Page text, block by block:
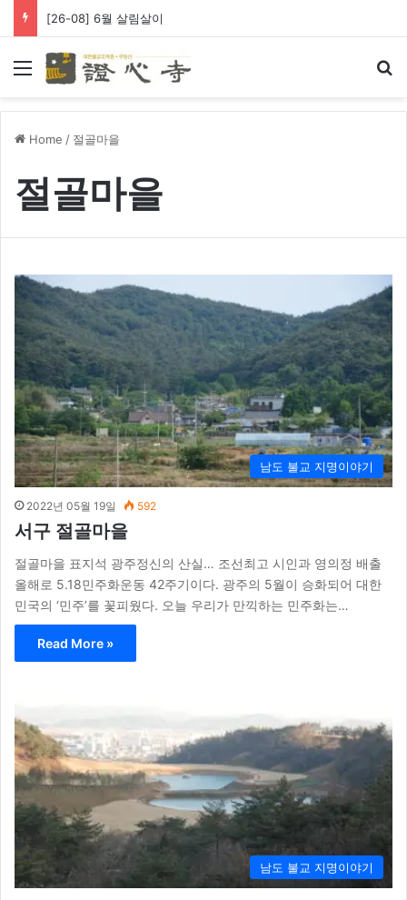
[26-08] 6월 살림살이
Menu
Home / 절골마을
절골마을
남도 불교 지명이야기
2022년 05월 19일 592
서구 절골마을
절골마을 표지석 광주정신의 산실… 조선최고 시인과 영의정 배출
올해로 5.18민주화운동 42주기이다. 광주의 5월이 승화되어 대한
민국의 ‘민주’를 꽃피웠다. 오늘 우리가 만끽하는 민주화는…
Read More »
남도 불교 지명이야기